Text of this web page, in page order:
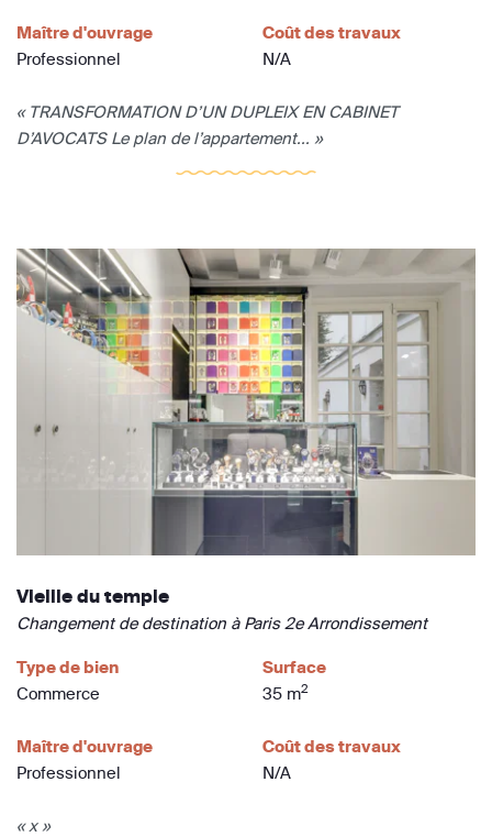
Maître d'ouvrage
Professionnel
Coût des travaux
N/A
« TRANSFORMATION D’UN DUPLEIX EN CABINET
D’AVOCATS Le plan de l’appartement... »
Vieille du temple
Changement de destination à Paris 2e Arrondissement
Type de bien
Commerce
Surface
35 m2
Maître d'ouvrage
Professionnel
Coût des travaux
N/A
« x »